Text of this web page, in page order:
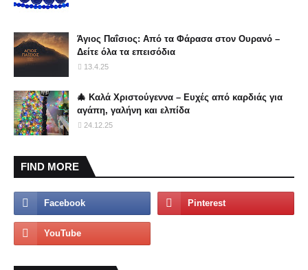
Άγιος Παΐσιος: Από τα Φάρασα στον Ουρανό –
Δείτε όλα τα επεισόδια
13.4.25
🎄 Καλά Χριστούγεννα – Ευχές από καρδιάς για
αγάπη, γαλήνη και ελπίδα
24.12.25
FIND MORE